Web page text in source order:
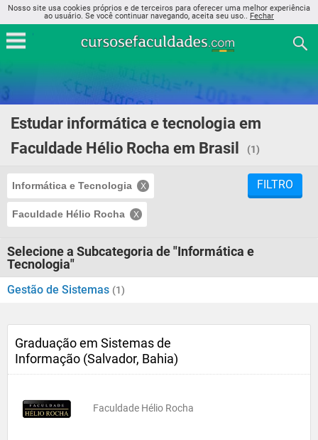
Nosso site usa cookies próprios e de terceiros para oferecer uma melhor experiência
ao usuário. Se você continuar navegando, aceita seu uso.. Fechar
Estudar informática e tecnologia em
Faculdade Hélio Rocha em Brasil
(1)
Informática e Tecnologia
Faculdade Hélio Rocha
FILTRO
Selecione a Subcategoria de "Informática e
Tecnologia"
Gestão de Sistemas (1)
Graduação em Sistemas de
Informação (Salvador, Bahia)
Faculdade Hélio Rocha